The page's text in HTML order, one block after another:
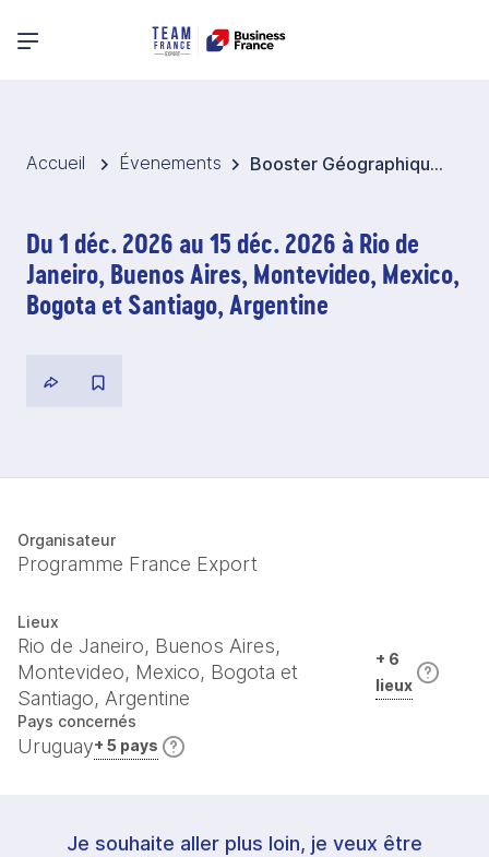
Menu principal
Accueil Évenements Booster Géographique Amérique Latine 2026
Du 1 déc. 2026 au 15 déc. 2026 à Rio de
Janeiro, Buenos Aires, Montevideo, Mexico,
Bogota et Santiago, Argentine
Organisateur
Programme France Export
Lieux
Rio de Janeiro, Buenos Aires,
Montevideo, Mexico, Bogota et
Santiago, Argentine
+ 6
lieux
Pays concernés
Uruguay+ 5 pays
Je souhaite aller plus loin, je veux être